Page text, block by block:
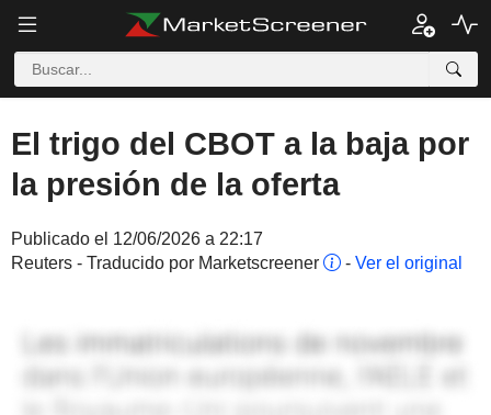
El trigo del CBOT a la baja por
la presión de la oferta
Publicado el 12/06/2026 a 22:17
Reuters - Traducido por Marketscreener
- Ver el original